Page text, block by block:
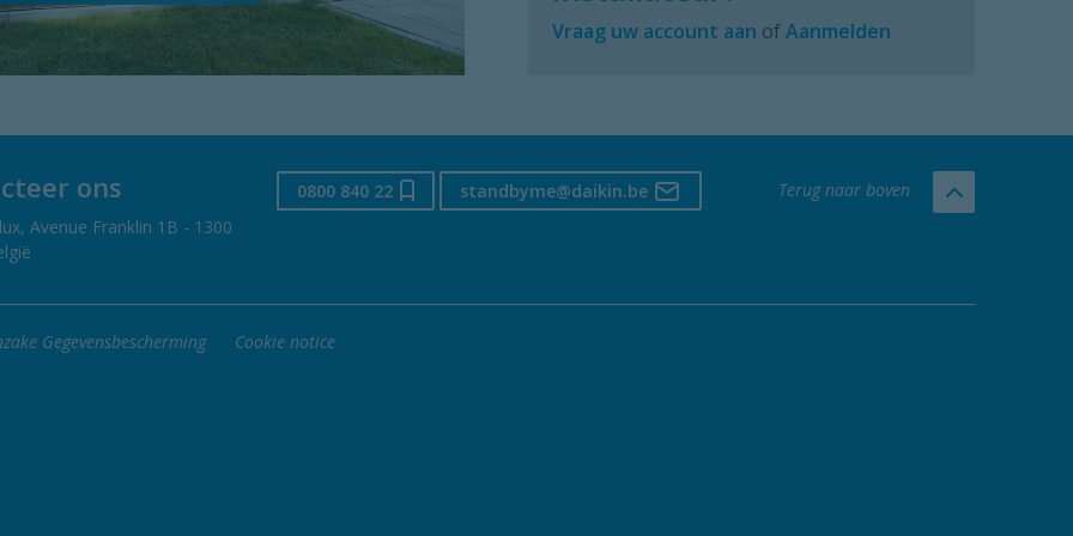
Vraag uw account aan ofAanmelden
ons
Avenue Franklin 1B - 1300
0800 840 22 standbyme@daikin.be Terug naar boven
Gegevensbescherming Cookie notice